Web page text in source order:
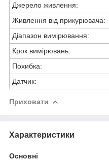
Джерело живлення:
Живлення від прикурювача:
Діапазон вимірювання:
Крок вимірювань:
Похибка:
Датчик:
Приховати
Характеристики
Основні